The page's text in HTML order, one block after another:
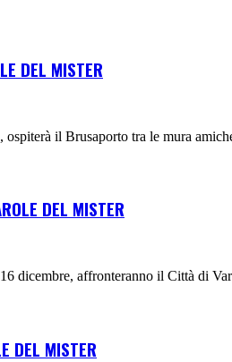
DEL MISTER
il Brusaporto tra le mura
DEL MISTER
dicembre, affronteranno il Città di
DEL MISTER